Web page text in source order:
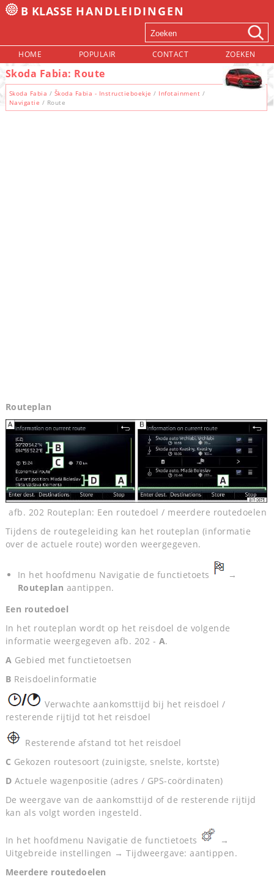
B KLASSE HANDLEIDINGEN
HOME POPULAIR CONTACT ZOEKEN
Skoda Fabia: Route
Skoda Fabia / Škoda Fabia - Instructieboekje / Infotainment /
Navigatie / Route
Routeplan
afb. 202 Routeplan: Een routedoel / meerdere routedoelen
Tijdens de routegeleiding kan het routeplan (informatie
over de actuele route) worden weergegeven.
In het hoofdmenu Navigatie de functietoets
→
Routeplan aantippen.
Een routedoel
In het routeplan wordt op het reisdoel de volgende
informatie weergegeven afb. 202 - A.
A Gebied met functietoetsen
B Reisdoelinformatie
Verwachte aankomsttijd bij het reisdoel /
resterende rijtijd tot het reisdoel
Resterende afstand tot het reisdoel
C Gekozen routesoort (zuinigste, snelste, kortste)
D Actuele wagenpositie (adres / GPS-coördinaten)
De weergave van de aankomsttijd of de resterende rijtijd
kan als volgt worden ingesteld.
In het hoofdmenu Navigatie de functietoets
→
Uitgebreide instellingen → Tijdweergave: aantippen.
Meerdere routedoelen